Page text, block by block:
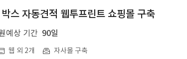
스 자동견적 웹투프린트 쇼핑몰 구축
예상 기간 90일
웹 외 2개 자사몰 구축